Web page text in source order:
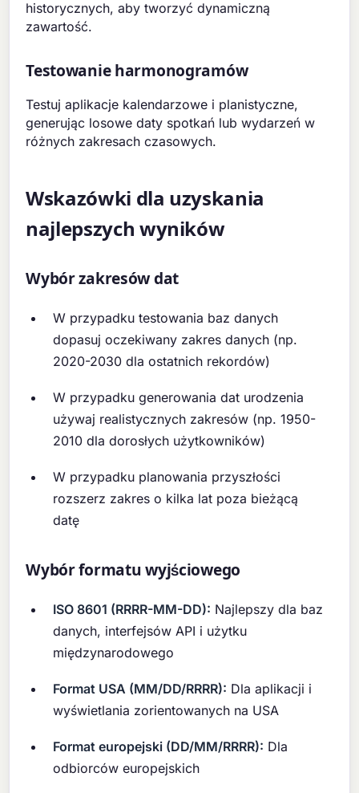
historycznych, aby tworzyć dynamiczną
zawartość.
Testowanie harmonogramów
Testuj aplikacje kalendarzowe i planistyczne,
generując losowe daty spotkań lub wydarzeń w
różnych zakresach czasowych.
Wskazówki dla uzyskania
najlepszych wyników
Wybór zakresów dat
W przypadku testowania baz danych
dopasuj oczekiwany zakres danych (np.
2020-2030 dla ostatnich rekordów)
W przypadku generowania dat urodzenia
używaj realistycznych zakresów (np. 1950-
2010 dla dorosłych użytkowników)
W przypadku planowania przyszłości
rozszerz zakres o kilka lat poza bieżącą
datę
Wybór formatu wyjściowego
ISO 8601 (RRRR-MM-DD): Najlepszy dla baz
danych, interfejsów API i użytku
międzynarodowego
Format USA (MM/DD/RRRR): Dla aplikacji i
wyświetlania zorientowanych na USA
Format europejski (DD/MM/RRRR): Dla
odbiorców europejskich